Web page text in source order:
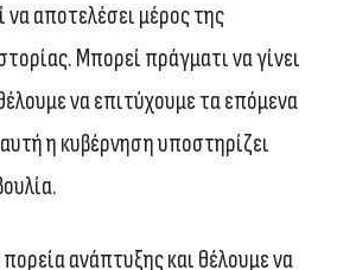
να αποτελέσει μέρος της
Μπορεί πράγματι να γίνει
να επιτύχουμε τα επόμενα
αυτή η κυβέρνηση υποστηρίζει
ανάπτυξης και θέλουμε να